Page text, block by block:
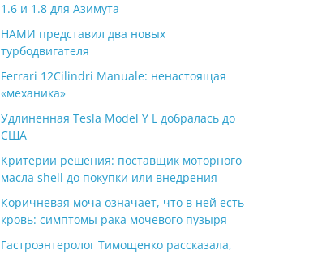
1.6 и 1.8 для Азимута
НАМИ представил два новых
турбодвигателя
Ferrari 12Cilindri Manuale: ненастоящая
«механика»
Удлиненная Tesla Model Y L добралась до
США
Критерии решения: поставщик моторного
масла shell до покупки или внедрения
Коричневая моча означает, что в ней есть
кровь: симптомы рака мочевого пузыря
Гастроэнтеролог Тимощенко рассказала,